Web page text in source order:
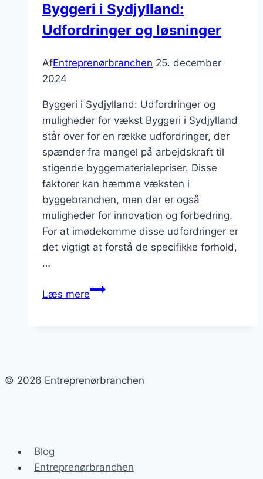
Byggeri i Sydjylland:
Udfordringer og løsninger
AfEntreprenørbranchen 25. december
2024
Byggeri i Sydjylland: Udfordringer og
muligheder for vækst Byggeri i Sydjylland
står over for en række udfordringer, der
spænder fra mangel på arbejdskraft til
stigende byggematerialepriser. Disse
faktorer kan hæmme væksten i
byggebranchen, men der er også
muligheder for innovation og forbedring.
For at imødekomme disse udfordringer er
det vigtigt at forstå de specifikke forhold,
…
Læs mereByggeri
© 2026 Entreprenørbranchen
Blog
Entreprenørbranchen